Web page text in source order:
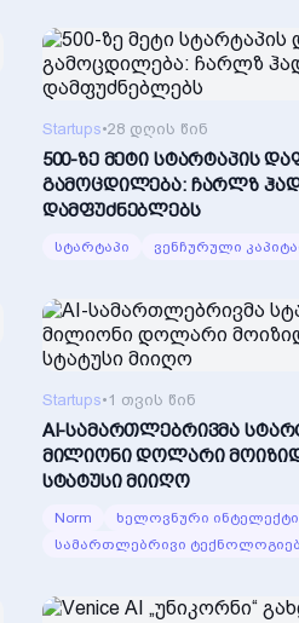
Startups•28 დღის წინ
500-ზე მეტი სტარტაპის
გამოცდილება: ჩარლზ
დამფუძნებლებს
სტარტაპი ვენჩურული
Startups•1 თვის წინ
AI-სამართლებრივმა
მილიონი დოლარი
სტატუსი მიიღო
Norm
ხელოვნური ინტელექტი
სამართლებრივი